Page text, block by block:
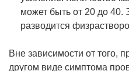
может быть от 20 до 40.
разводится
Вне зависимости от того,
другом виде симптома